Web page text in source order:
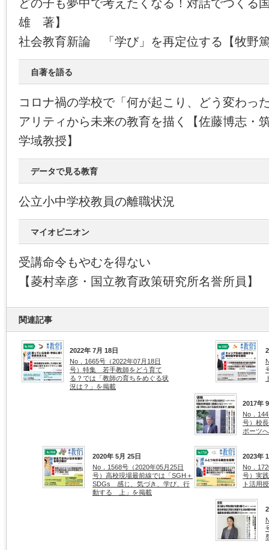
どの子も夢中で考えたくなる！対話でつくる
雄 著】
社会教育新論 「学び」を再定位する【牧野
自著を語る
コロナ禍の学校で「何が起こり、どう変わ
アリティから未来の教育を描く【佐藤博志・
学域教授】
データで見る教育
公立小中学校教員の離職状況
マイオピニオン
受講命令もやむを得ない
【菱村幸彦・国立教育政策研究所名誉所員】
関連記事
2022年 7月 18日
No．1665号（2022年07月18日
号）特集 若手教師をどう育て
る？では「教師の育ちをめぐる状
況は？」を掲載
2017年
No．
号）校
ポーツ
2020年 5月 25日
No．1568号（2020年05月25日
号）高校現場最前線では「SGH＋
SDGs 感じ、気づき、学び、行
動する 上」を掲載
2023年
No．
号）実
ト活用